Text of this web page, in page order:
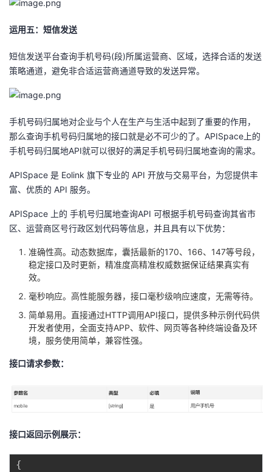
运用五：短信发送
短信发送平台查询手机号码(段)所属运营商、区域，选择合适的发送
策略通道，避免非合适运营商通道导致的发送异常。
手机号码归属地对企业与个人在生产与生活中起到了重要的作用，
那么查询手机号码归属地的接口就是必不可少的了。APISpace上的
手机号码归属地API就可以很好的满足手机号码归属地查询的需求。
APISpace 是 Eolink 旗下专业的 API 开放与交易平台，为您提供丰
富、优质的 API 服务。
APISpace 上的 手机号归属地查询API 可根据手机号码查询其省市
区、运营商区号行政区划代码等信息，并且具有以下优势：
准确性高。动态数据库，囊括最新的170、166、147等号段，
稳定接口及时更新，精准度高精准权威数据保证结果真实有
效。
毫秒响应。高性能服务器，接口毫秒级响应速度，无需等待。
简单易用。直接通过HTTP调用API接口，提供多种示例代码供
开发者使用，全面支持APP、软件、网页等各种终端设备及环
境，服务使用简单，兼容性强。
接口请求参数：
接口返回示例展示：
{